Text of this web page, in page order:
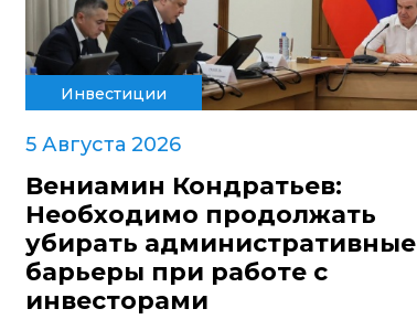
Инвестиции
5 Августа 2026
Вениамин Кондратьев:
Необходимо продолжать
убирать административные
барьеры при работе с
инвесторами